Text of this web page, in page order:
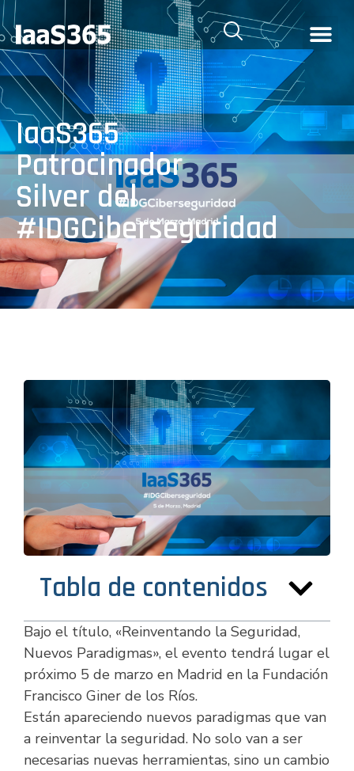
IaaS365
Patrocinador
Silver del
#IDGCiberseguridad
Tabla de contenidos
Bajo el título, «Reinventando la Seguridad,
Nuevos Paradigmas», el evento tendrá lugar el
próximo 5 de marzo en Madrid en la Fundación
Francisco Giner de los Ríos.
Están apareciendo nuevos paradigmas que van
a reinventar la seguridad. No solo van a ser
necesarias nuevas herramientas, sino un cambio